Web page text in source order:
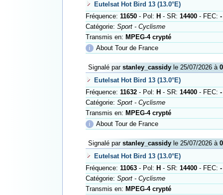
Eutelsat Hot Bird 13 (13.0°E)
Fréquence: 11650- Pol: H - SR: 14400- FEC: -
Catégorie: Sport - Cyclisme
Transmis en: MPEG-4 crypté
ℹ
About Tour de France
Signalé par stanley_cassidyle 25/07/2026 à
Eutelsat Hot Bird 13 (13.0°E)
Fréquence: 11632- Pol: H - SR: 14400- FEC: -
Catégorie: Sport - Cyclisme
Transmis en: MPEG-4 crypté
ℹ
About Tour de France
Signalé par stanley_cassidyle 25/07/2026 à
Eutelsat Hot Bird 13 (13.0°E)
Fréquence: 11063- Pol: H - SR: 14400- FEC: -
Catégorie: Sport - Cyclisme
Transmis en: MPEG-4 crypté